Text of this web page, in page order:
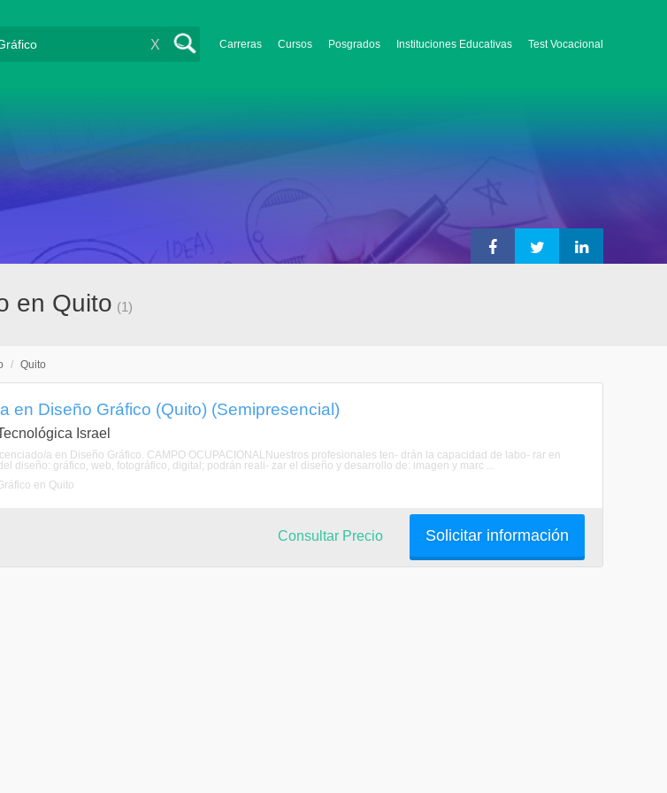
Carreras Cursos Posgrados Instituciones Educativas Test Vocacional
X
en Quito (1)
/ Quito
en Diseño Gráfico (Quito) (Semipresencial)
Israel
a en Diseño Gráfico. CAMPO OCUPACIONALNuestros profesionales ten- drán la capacidad de labo- rar en
diseño: gráfico, web, fotográfico, digital; podrán reali- zar el diseño y desarrollo de: imagen y marc ...
en Quito
Solicitar información
Consultar Precio